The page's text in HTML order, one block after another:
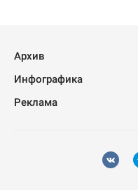
Архив
Инфографика
Реклама